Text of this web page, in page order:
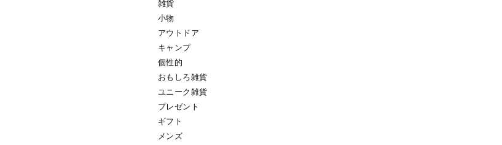
雑貨
小物
アウトドア
キャンプ
個性的
おもしろ雑貨
ユニーク雑貨
プレゼント
ギフト
メンズ